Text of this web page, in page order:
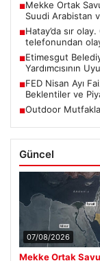
■Mekke Ortak
Suudi Arabistan
■Hatay’da sır
telefonundan olay
■Etimesgut
Yardımcısının
■FED Nisan Ayı
Beklentiler ve
■Outdoor
Güncel
07/08/2026
Mekke Ortak